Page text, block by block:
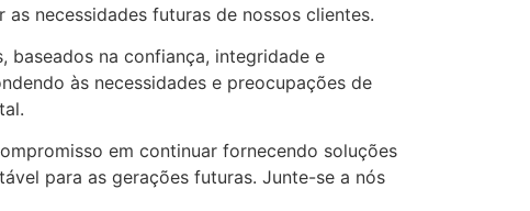
necessidades futuras de nossos clientes.
baseados na confiança, integridade e
às necessidades e preocupações de
em continuar fornecendo soluções
para as gerações futuras. Junte-se a nós